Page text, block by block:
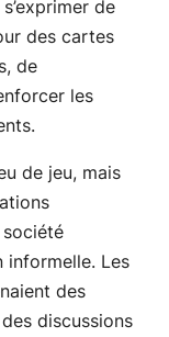
de
des cartes
de
les
de jeu, mais
informelle. Les
des
discussions